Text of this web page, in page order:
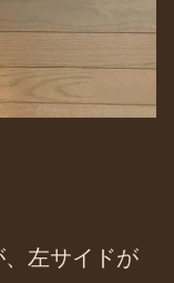
左サイドが